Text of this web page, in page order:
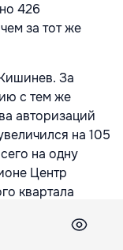
426
за тот же
За
с тем же
авторизаций
на 105
на одну
Центр
квартала
авторизаций